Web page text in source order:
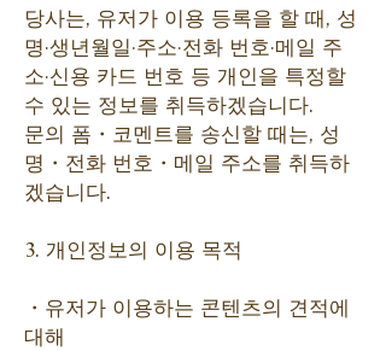
당사는, 유저가 이용 등록을 할 때, 성
명·생년월일·주소·전화 번호·메일 주
소·신용 카드 번호 등 개인을 특정할
수 있는 정보를 취득하겠습니다.
문의 폼・코멘트를 송신할 때는, 성
명・전화 번호・메일 주소를 취득하
겠습니다.
3. 개인정보의 이용 목적
・유저가 이용하는 콘텐츠의 견적에
대해